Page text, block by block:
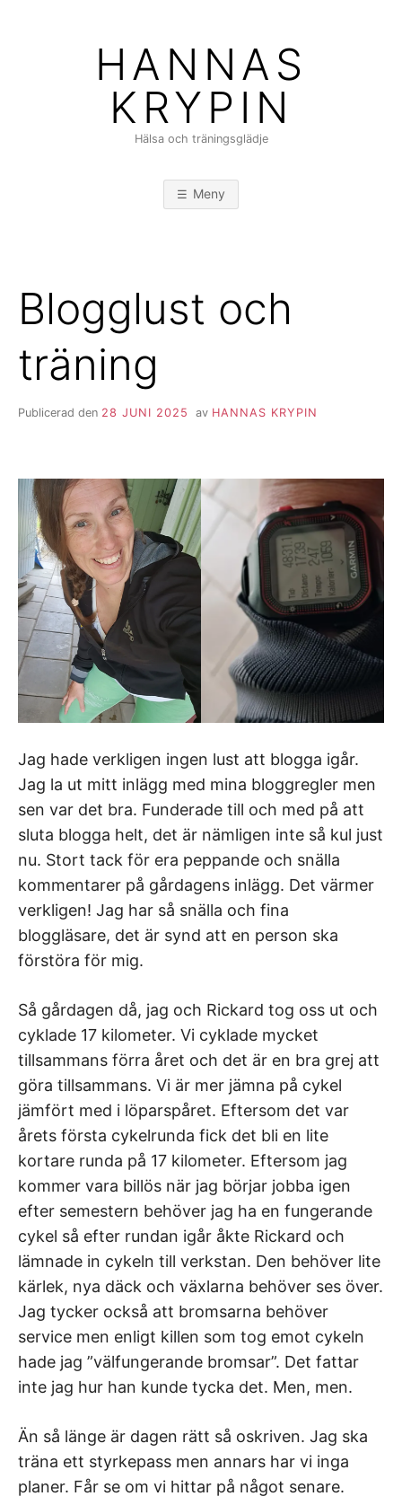
HANNAS
KRYPIN
Hälsa och träningsglädje
Meny
Blogglust och
träning
Publicerad den 28 JUNI 2025 av HANNAS KRYPIN
Jag hade verkligen ingen lust att blogga igår.
Jag la ut mitt inlägg med mina bloggregler men
sen var det bra. Funderade till och med på att
sluta blogga helt, det är nämligen inte så kul just
nu. Stort tack för era peppande och snälla
kommentarer på gårdagens inlägg. Det värmer
verkligen! Jag har så snälla och fina
bloggläsare, det är synd att en person ska
förstöra för mig.
Så gårdagen då, jag och Rickard tog oss ut och
cyklade 17 kilometer. Vi cyklade mycket
tillsammans förra året och det är en bra grej att
göra tillsammans. Vi är mer jämna på cykel
jämfört med i löparspåret. Eftersom det var
årets första cykelrunda fick det bli en lite
kortare runda på 17 kilometer. Eftersom jag
kommer vara billös när jag börjar jobba igen
efter semestern behöver jag ha en fungerande
cykel så efter rundan igår åkte Rickard och
lämnade in cykeln till verkstan. Den behöver lite
kärlek, nya däck och växlarna behöver ses över.
Jag tycker också att bromsarna behöver
service men enligt killen som tog emot cykeln
hade jag ”välfungerande bromsar”. Det fattar
inte jag hur han kunde tycka det. Men, men.
Än så länge är dagen rätt så oskriven. Jag ska
träna ett styrkepass men annars har vi inga
planer. Får se om vi hittar på något senare.